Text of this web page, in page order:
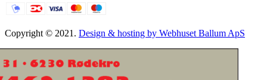
Copyright © 2021. Design & hosting by Webhuset Ballum ApS